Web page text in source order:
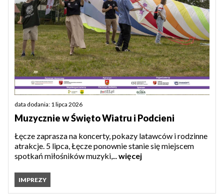
data dodania: 1 lipca 2026
Muzycznie w Święto Wiatru i Podcieni
Łęcze zaprasza na koncerty, pokazy latawców i rodzinne
atrakcje. 5 lipca, Łęcze ponownie stanie się miejscem
spotkań miłośników muzyki,... więcej
IMPREZY